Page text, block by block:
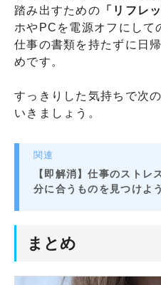
踏み出すための 「リフレ
ホやPCを電源オフにして
仕事の書類を持たずに日
めです。
すっきりした気持ちで次
いきましょう。
関連
【即解消】仕事のストレ
分に合うものを見つけよう
まとめ